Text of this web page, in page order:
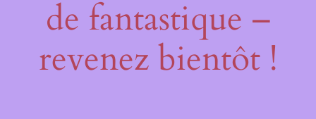
de fantastique –
revenez bientôt !